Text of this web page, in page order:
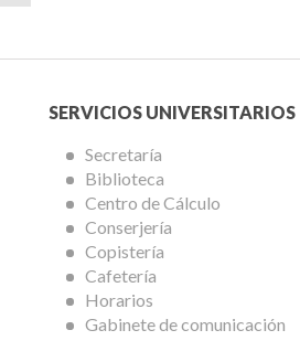
Menú
Servicios
Universitarios
SERVICIOS UNIVERSITARIOS
Secretaría
Biblioteca
Centro de Cálculo
Conserjería
Copistería
Cafetería
Horarios
Gabinete de comunicación